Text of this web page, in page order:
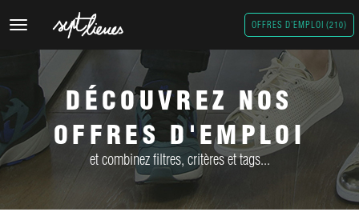
DÉCOUVREZ NOS
OFFRES D'EMPLOI
et combinez filtres, critères et tags...
Toggle
OFFRES D'EMPLOI (210)